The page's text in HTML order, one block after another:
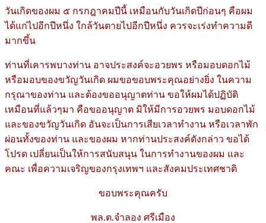
วันเกิดของผม ๕ กรกฎาคมปีนี้ เหมือนกับวันเกิดปีก่อนๆ คือผม
ได้แก่ไปอีกปีหนึ่ง ใกล้วันตายไปอีกปีหนึ่ง ควรจะเร่งทำความดี
มากขึ้น
ท่านที่เคารพบางท่าน อาจประสงค์จะอวยพร หรือมอบดอกไม้
หรือมอบของขวัญวันเกิด ผมขอขอบพระคุณอย่างยิ่ง ในความ
กรุณาของท่าน และต้องขออนุญาตท่าน ขอให้ผมได้ปฏิบัติ
เหมือนที่แล้วๆมา คือขออนุญาต มิให้มีการอวยพร มอบดอกไม้
และของขวัญวันเกิด อันจะเป็นการเสียเวลาทำงาน หรือเวลาพัก
ผ่อนทั้งของท่าน และของผม หากท่านประสงค์ดังกล่าว ขอได้
โปรด เปลี่ยนเป็นให้การสนับสนุน ในการทำงานของผม และ
คณะ เพื่อความเจริญของกรุงเทพฯ และสังคมประเทศชาติ
ขอบพระคุณครับ
พล.ต.จำลอง ศรีเมือง